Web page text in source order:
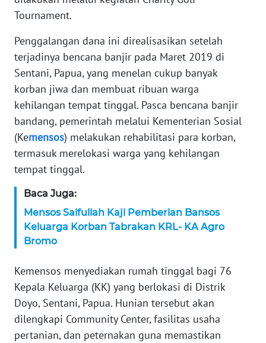
Tournament.
Penggalangan dana ini direalisasikan setelah
terjadinya bencana banjir pada Maret 2019 di
Sentani, Papua, yang menelan cukup banyak
korban jiwa dan membuat ribuan warga
kehilangan tempat tinggal. Pasca bencana banjir
bandang, pemerintah melalui Kementerian Sosial
(Kemensos) melakukan rehabilitasi para korban,
termasuk merelokasi warga yang kehilangan
tempat tinggal.
Baca Juga:
Mensos Saifullah Kaji Pemberian Bansos
Keluarga Korban Tabrakan KRL- KA Agro
Bromo
Kemensos menyediakan rumah tinggal bagi 76
Kepala Keluarga (KK) yang berlokasi di Distrik
Doyo, Sentani, Papua. Hunian tersebut akan
dilengkapi Community Center, fasilitas usaha
pertanian, dan peternakan guna memastikan
DISCLAIMER
Wahana
News
Regional
WN
SUMUT
WN
WN
JABAR
WN
BANTEN
NTT
WN
KEPRI